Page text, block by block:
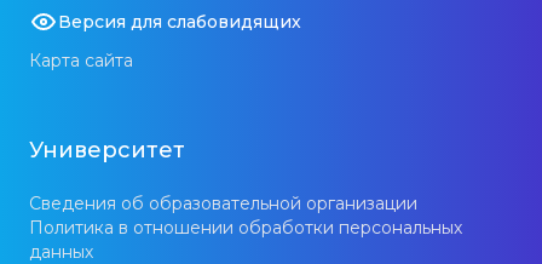
Версия для слабовидящих
Карта сайта
Университет
Сведения об образовательной организации
Политика в отношении обработки персональных
данных